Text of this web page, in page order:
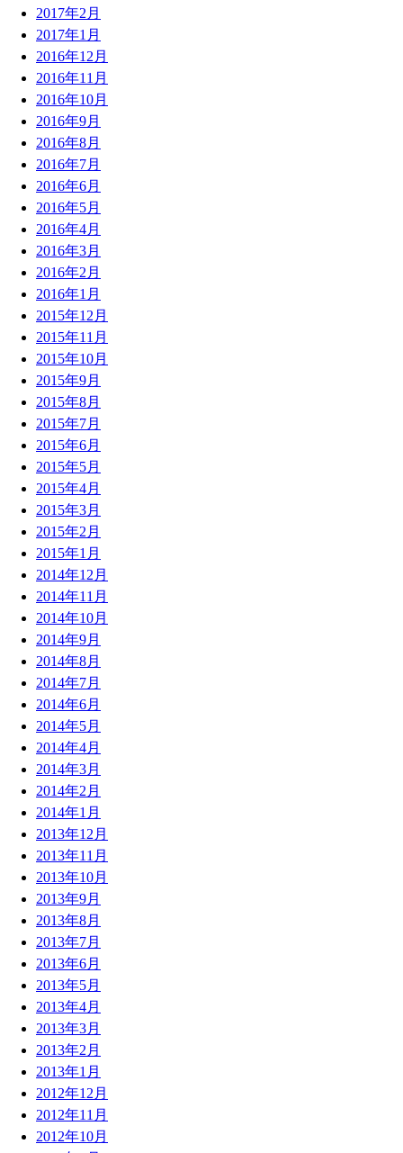
2017年2月
2017年1月
2016年12月
2016年11月
2016年10月
2016年9月
2016年8月
2016年7月
2016年6月
2016年5月
2016年4月
2016年3月
2016年2月
2016年1月
2015年12月
2015年11月
2015年10月
2015年9月
2015年8月
2015年7月
2015年6月
2015年5月
2015年4月
2015年3月
2015年2月
2015年1月
2014年12月
2014年11月
2014年10月
2014年9月
2014年8月
2014年7月
2014年6月
2014年5月
2014年4月
2014年3月
2014年2月
2014年1月
2013年12月
2013年11月
2013年10月
2013年9月
2013年8月
2013年7月
2013年6月
2013年5月
2013年4月
2013年3月
2013年2月
2013年1月
2012年12月
2012年11月
2012年10月